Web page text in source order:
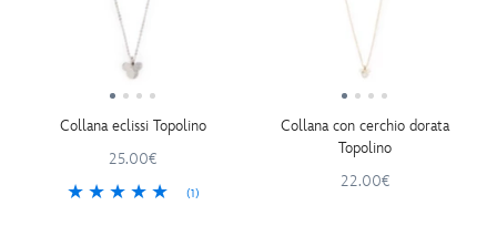
Collana eclissi Topolino
25.00€
(1)
Collana con cerchio dorata
Topolino
22.00€